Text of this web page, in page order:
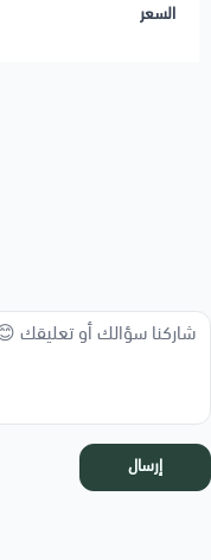
السعر
إرسال